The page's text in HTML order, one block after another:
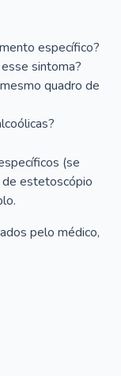
específico?
sintoma?
quadro de
(se
de estetoscópio
pelo médico,